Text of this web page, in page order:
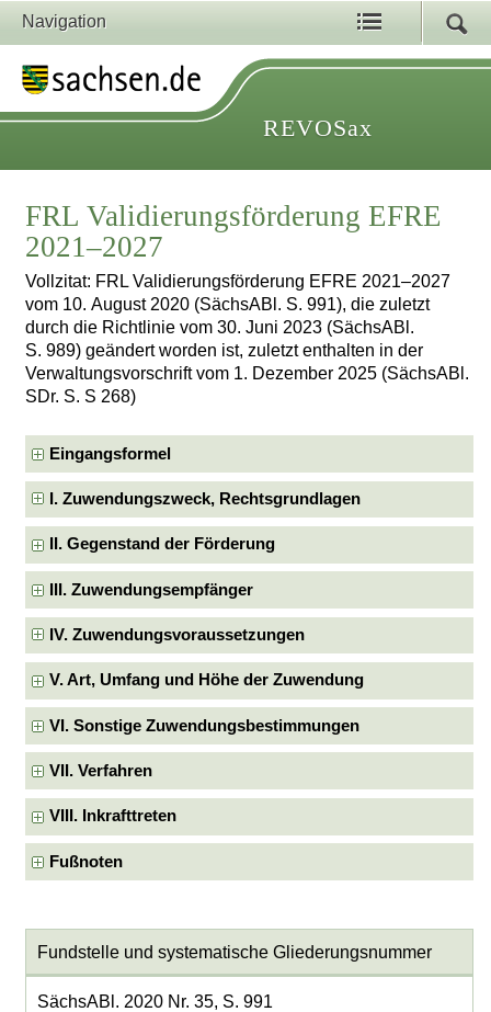
Navigation
REVOSax
FRL Validierungsförderung EFRE
2021–2027
Vollzitat: FRL Validierungsförderung EFRE 2021–2027
vom 10. August 2020 (SächsABl. S. 991), die zuletzt
durch die Richtlinie vom 30. Juni 2023 (SächsABl.
S. 989) geändert worden ist, zuletzt enthalten in der
Verwaltungsvorschrift vom 1. Dezember 2025 (SächsABl.
SDr. S. S 268)
Eingangsformel
I. Zuwendungszweck, Rechtsgrundlagen
II. Gegenstand der Förderung
III. Zuwendungsempfänger
IV. Zuwendungsvoraussetzungen
V. Art, Umfang und Höhe der Zuwendung
VI. Sonstige Zuwendungsbestimmungen
VII. Verfahren
VIII. Inkrafttreten
Fußnoten
Fundstelle und systematische Gliederungsnummer
SächsABl. 2020 Nr. 35, S. 991